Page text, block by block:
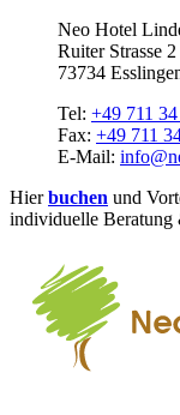
Neo Hotel
Ruiter Strasse 2
73734
Tel: +49 711
Fax: +49 711
E-Mail:
Hierbuchen und
individuelle Beratung